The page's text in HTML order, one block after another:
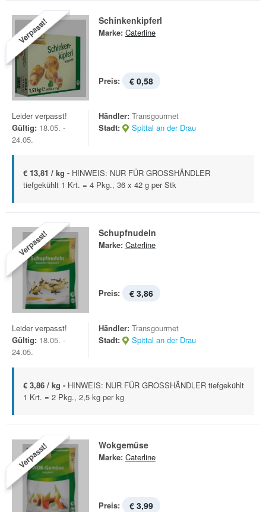
Verpasst! Schinkenkipferl
Marke: Caterline
Preis: € 0,58
Leider verpasst!
Gültig: 18.05. -
24.05.
Händler: Transgourmet
Stadt:
Spittal an der Drau
€ 13,81 / kg - HINWEIS: NUR FÜR GROSSHÄNDLER
tiefgekühlt 1 Krt. = 4 Pkg., 36 x 42 g per Stk
Verpasst! Schupfnudeln
Marke: Caterline
Preis: € 3,86
Leider verpasst!
Gültig: 18.05. -
24.05.
Händler: Transgourmet
Stadt:
Spittal an der Drau
€ 3,86 / kg - HINWEIS: NUR FÜR GROSSHÄNDLER tiefgekühlt
1 Krt. = 2 Pkg., 2,5 kg per kg
Verpasst! Wokgemüse
Marke: Caterline
Preis: € 3,99